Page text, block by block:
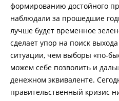
формированию достойного
наблюдали за прошедшие
лучше будет временное
сделает упор на поиск
ситуации, чем выборы «по-
можем себе позволить и
денежном эквиваленте.
правительственный кризис